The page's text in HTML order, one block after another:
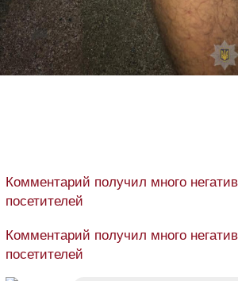
Комментарий получил много
посетителей
Комментарий получил много
посетителей